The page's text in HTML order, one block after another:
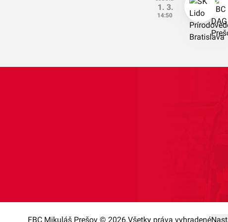
1. 3.
14:50
FBC Mikuláš Prešov © 2026.Všetky práva vyhradené